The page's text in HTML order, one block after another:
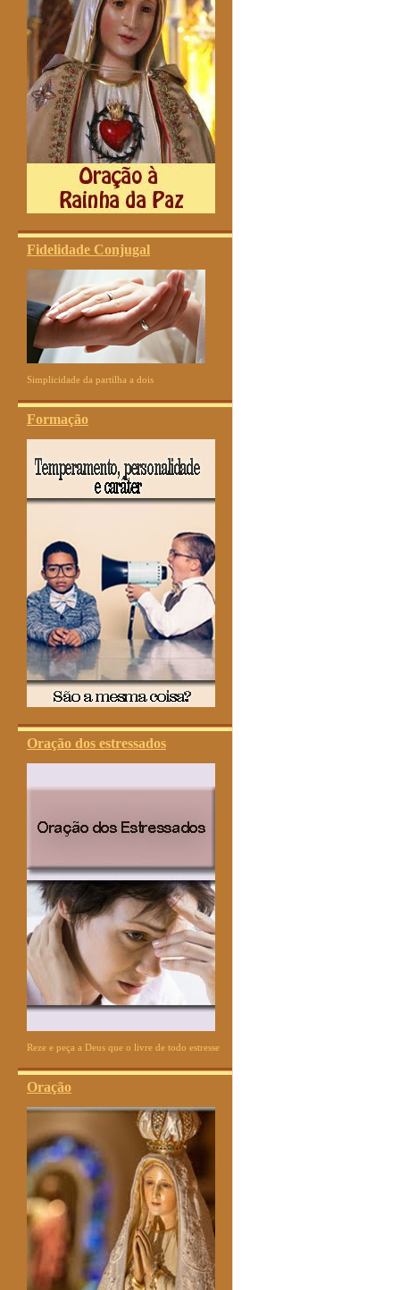
Fidelidade Conjugal
Simplicidade da partilha a dois
Formação
Oração dos estressados
Reze e peça a Deus que o livre de todo estresse
Oração